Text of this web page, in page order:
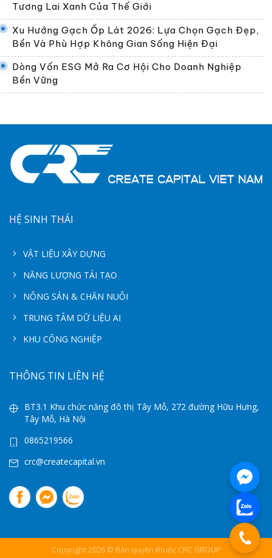
Tương Lai Xanh Của Thế Giới
Xu Hướng Gạch Ốp Lát 2026: Lựa Chọn Gạch Đẹp,
Bền Và Phù Hợp Không Gian Sống Hiện Đại
Dòng Vốn ESG Mở Ra Cơ Hội Cho Doanh Nghiệp
Bền Vững
HỆ SINH THÁI
VẬT LIỆU XÂY DỰNG
NĂNG LƯỢNG TÁI TẠO
NÔNG SẢN & CHĂN NUÔI
TRUNG TÂM DỮ LIỆU AI
KHU CÔNG NGHIỆP
THÔNG TIN LIÊN HỆ
BT3.1 Khu chức năng đô thị Tây Mỗ, 272 đường Hữu Hưng,
Tây Mỗ, Hà Nội
0865219566
crc@createcapital.vn
Copyright 2026 © Bản quyền thuộc CRC GROUP